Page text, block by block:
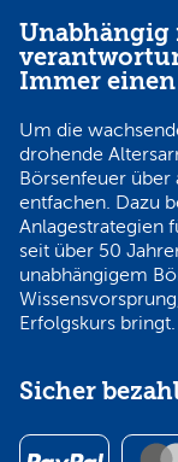
Unabhängig
Immer
Um die
drohende
Börsenfeuer über
entfachen. Dazu
Anlagestrategien
seit über 50
unabhängigem
Erfolgskurs bringt.
Sicher